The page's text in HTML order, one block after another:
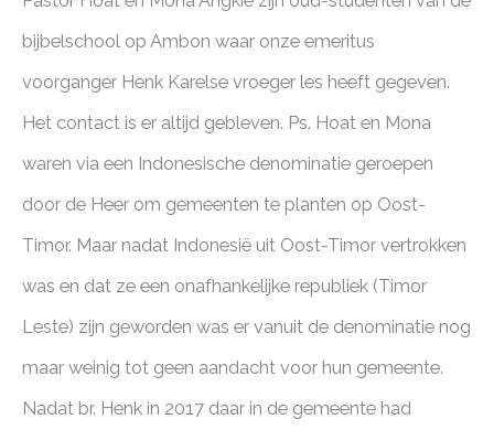
bijbelschool op Ambon waar onze emeritus
voorganger Henk Karelse vroeger les heeft gegeven.
Het contact is er altijd gebleven. Ps. Hoat en Mona
waren via een Indonesische denominatie geroepen
door de Heer om gemeenten te planten op Oost-
Timor. Maar nadat Indonesië uit Oost-Timor vertrokken
was en dat ze een onafhankelijke republiek (Timor
Leste) zijn geworden was er vanuit de denominatie nog
maar weinig tot geen aandacht voor hun gemeente.
Nadat br. Henk in 2017 daar in de gemeente had